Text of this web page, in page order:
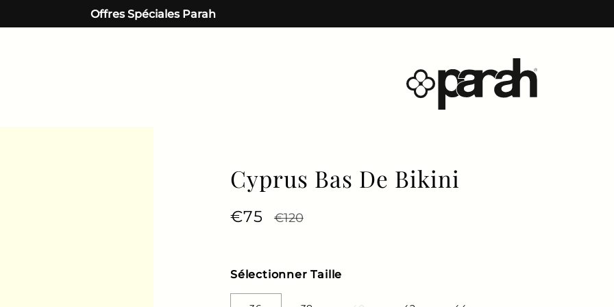
Offres Spéciales Parah
Cyprus Bas De Bikini
Prix régulier
€75 Prix de solde
€120
Sélectionner Taille